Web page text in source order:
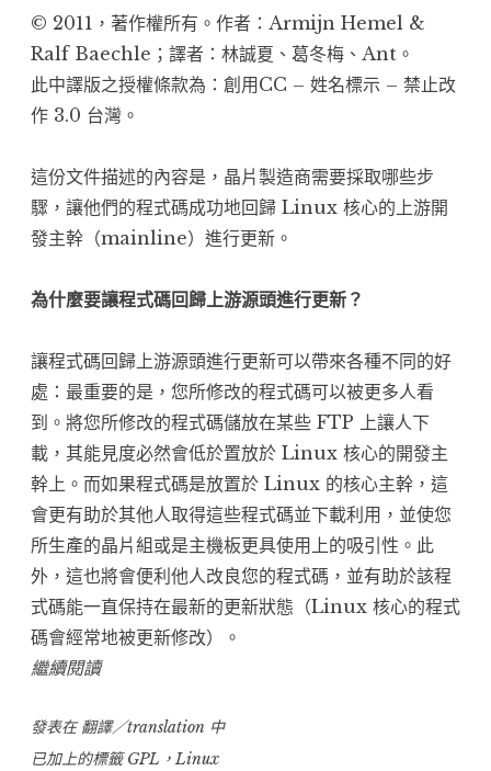
© 2011，著作權所有。作者：Armijn Hemel &
Ralf Baechle；譯者： 林誠夏 、 葛冬梅 、 Ant 。
此中譯版之授權條款為： 創用CC – 姓名標示 – 禁止改
作 3.0 台灣 。
這份文件描述的內容是，晶片製造商需要採取哪些步
驟，讓他們的程式碼成功地回歸 Linux 核心的上游開
發主幹（mainline）進行更新。
為什麼要讓程式碼回歸上游源頭進行更新？
讓程式碼回歸上游源頭進行更新可以帶來各種不同的好
處：最重要的是，您所修改的程式碼可以被更多人看
到。將您所修改的程式碼儲放在某些 FTP 上讓人下
載，其能見度必然會低於置放於 Linux 核心的開發主
幹上。而如果程式碼是放置於 Linux 的核心主幹，這
會更有助於其他人取得這些程式碼並下載利用，並使您
所生產的晶片組或是主機板更具使用上的吸引性。此
外，這也將會便利他人改良您的程式碼，並有助於該程
式碼能一直保持在最新的更新狀態（Linux 核心的程式
碼會經常地被更新修改）。
繼續閱讀“20110110-
your
code
發表在翻譯／translation 中
已加上的標籤GPL ， Linux